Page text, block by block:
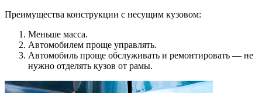
Преимущества конструкции с несущим кузовом:
Меньше масса.
Автомобилем проще управлять.
Автомобиль проще обслуживать и ремонтировать — не
нужно отделять кузов от рамы.